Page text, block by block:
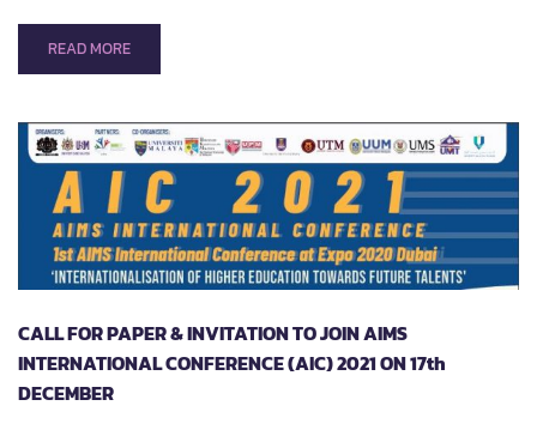
READ
MORE
ขยาย
ระยะ
เวลา
การ
เปิด
รับ
ข้อ
เสนอ
ภาย
ใต้
การ
ขับ
READ MORE
CALL FOR PAPER & INVITATION TO JOIN AIMS
INTERNATIONAL CONFERENCE (AIC) 2021 ON 17th
DECEMBER